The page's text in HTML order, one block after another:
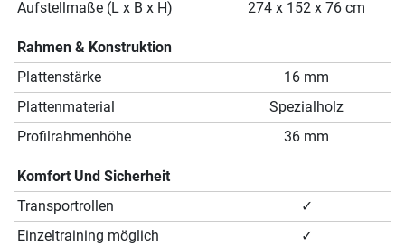
Aufstellmaße (L x B x H)
274 x 152 x 76 cm
Rahmen & Konstruktion
Plattenstärke
16 mm
Plattenmaterial
Spezialholz
Profilrahmenhöhe
36 mm
Komfort Und Sicherheit
Transportrollen
✓
Einzeltraining möglich
✓